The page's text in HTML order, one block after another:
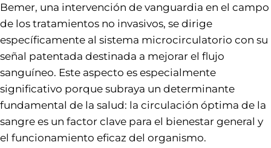
Bemer, una intervención de vanguardia en el campo
de los tratamientos no invasivos, se dirige
específicamente al sistema microcirculatorio con su
señal patentada destinada a mejorar el flujo
sanguíneo. Este aspecto es especialmente
significativo porque subraya un determinante
fundamental de la salud: la circulación óptima de la
sangre es un factor clave para el bienestar general y
el funcionamiento eficaz del organismo.